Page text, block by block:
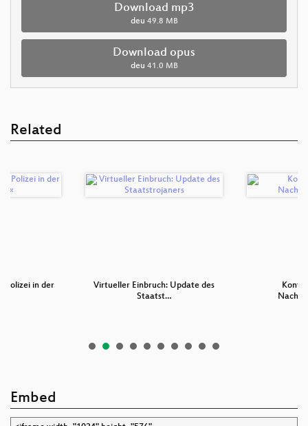
Download mp3
deu 49.8 MB
Download opus
deu 41.0 MB
Related
Polizei in der
Virtueller Einbruch: Update des
Staatst…
Embed